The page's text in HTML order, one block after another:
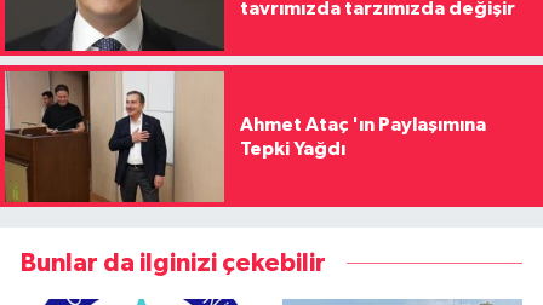
tavrımızda tarzımızda değişir
Ahmet Ataç 'ın Paylaşımına
Tepki Yağdı
Bunlar da ilginizi çekebilir